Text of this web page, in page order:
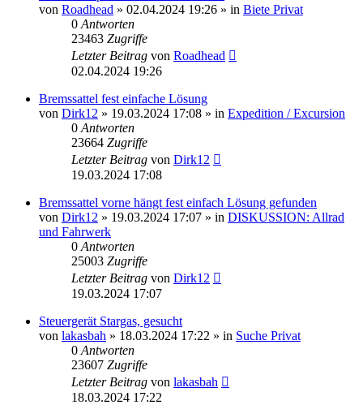
von Roadhead » 02.04.2024 19:26 » in Biete Privat
0 Antworten
23463 Zugriffe
Letzter Beitrag von Roadhead
02.04.2024 19:26
Bremssattel fest einfache Lösung
von Dirk12 » 19.03.2024 17:08 » in Expedition / Excursion
0 Antworten
23664 Zugriffe
Letzter Beitrag von Dirk12
19.03.2024 17:08
Bremssattel vorne hängt fest einfach Lösung gefunden
von Dirk12 » 19.03.2024 17:07 » in DISKUSSION: Allrad
und Fahrwerk
0 Antworten
25003 Zugriffe
Letzter Beitrag von Dirk12
19.03.2024 17:07
Steuergerät Stargas, gesucht
von lakasbah » 18.03.2024 17:22 » in Suche Privat
0 Antworten
23607 Zugriffe
Letzter Beitrag von lakasbah
18.03.2024 17:22